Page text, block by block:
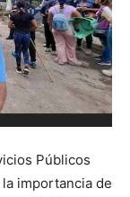
Públicos
importancia de